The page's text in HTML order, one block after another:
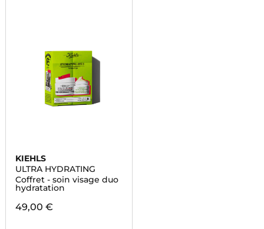
KIEHLS
ULTRA HYDRATING
Coffret - soin visage duo
hydratation
49,00 €